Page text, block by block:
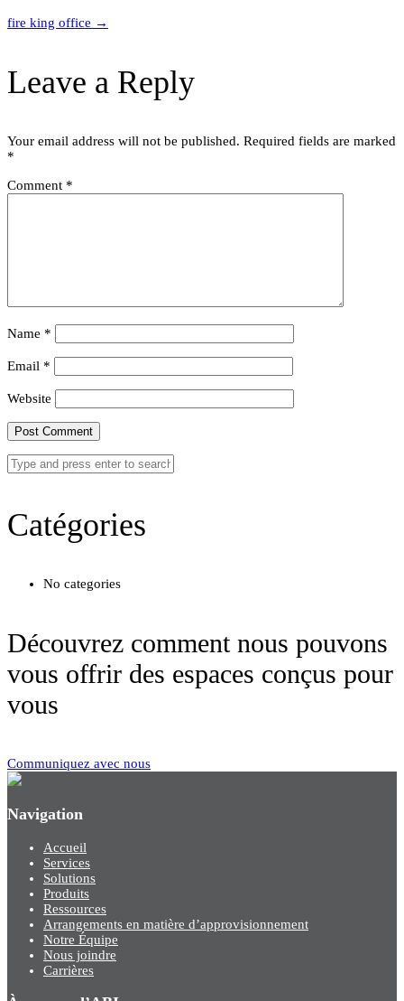
Post
fire king office →
Leave a Reply
Your email address will not be published. Required fields are marked
*
Comment *
Name *
Email *
Website
Catégories
No categories
Découvrez comment nous pouvons
vous offrir des espaces conçus pour
vous
Communiquez avec nous
Navigation
Accueil
Services
Solutions
Produits
Ressources
Arrangements en matière d’approvisionnement
Notre Équipe
Nous joindre
Carrières